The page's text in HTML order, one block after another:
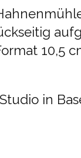
10,5
in